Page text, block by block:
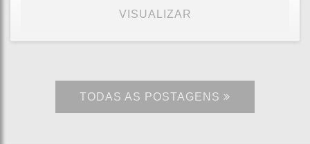
VISUALIZAR
TODAS AS POSTAGENS